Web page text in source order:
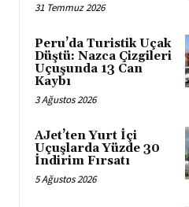
31 Temmuz 2026
Peru’da Turistik Uçak
Düştü: Nazca Çizgileri
Uçuşunda 13 Can
Kaybı
3 Ağustos 2026
AJet’ten Yurt İçi
Uçuşlarda Yüzde 30
İndirim Fırsatı
5 Ağustos 2026